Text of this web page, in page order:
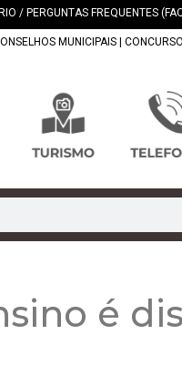
/ PERGUNTAS FREQUENTES
MUNICIPAIS
é